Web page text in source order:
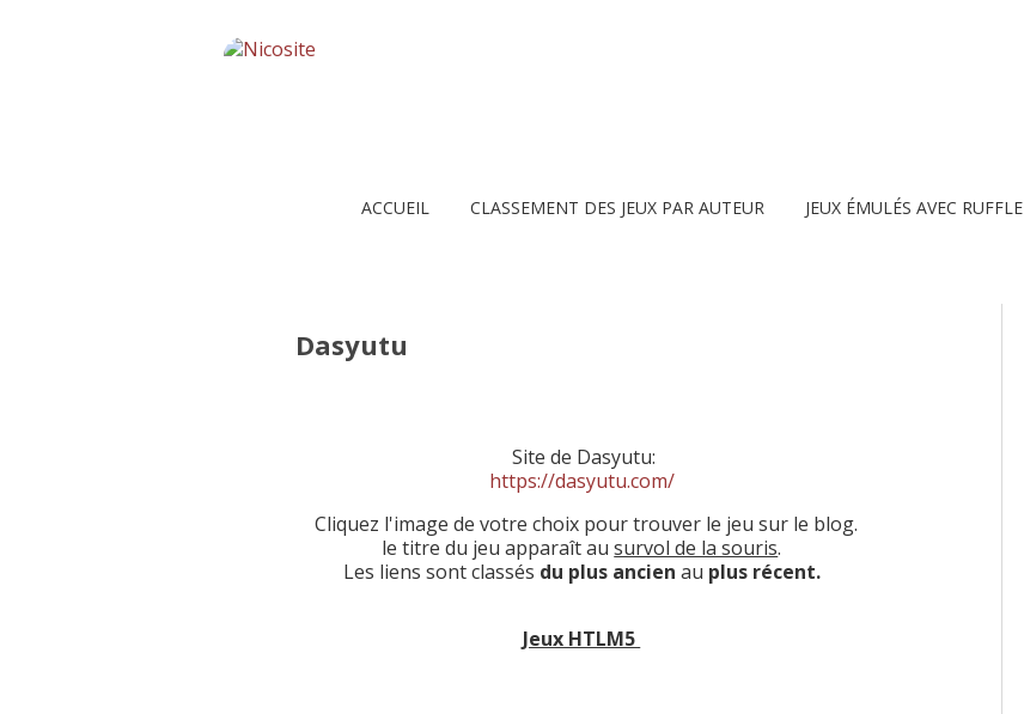
ACCUEIL CLASSEMENT DES JEUX PAR AUTEUR JEUX ÉMULÉS AVEC RUFFLE
Dasyutu
Site de Dasyutu:
https://dasyutu.com/
Cliquez l'image de votre choix pour trouver le jeu sur le blog.
le titre du jeu apparaît ausurvol de la souris.
Les liens sont classés du plus ancien au plus récent.
Jeux HTLM5